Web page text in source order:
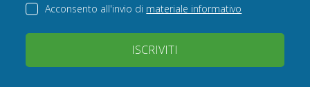
Acconsento all'invio di materiale informativo
ISCRIVITI